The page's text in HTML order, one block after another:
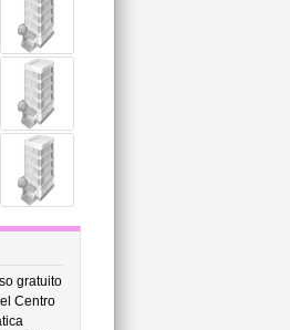
gratuito
Centro